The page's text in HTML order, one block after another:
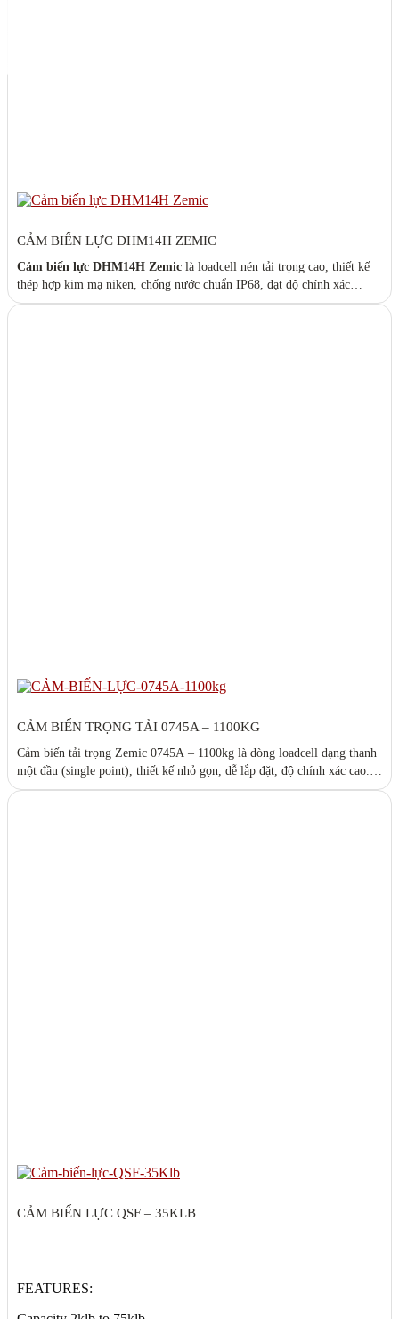
CẢM BIẾN LỰC DHM14H ZEMIC
Cảm biến lực DHM14H Zemic là loadcell nén tải trọng cao, thiết kế
thép hợp kim mạ niken, chống nước chuẩn IP68, đạt độ chính xác
OIML R60 C3. Dòng loadcell chuyên dụng chotrạm cân xe tải 40T –
CẢM BIẾN TRỌNG TẢI 0745A – 1100KG
Cảm biến tải trọng Zemic 0745A – 1100kg là dòng loadcell dạng thanh
một đầu (single point), thiết kế nhỏ gọn, dễ lắp đặt, độ chính xác cao.
Phù hợp cho cân bàn, cân băng tải, máy đóng gói và các hệ thống cân
CẢM BIẾN LỰC QSF – 35KLB
FEATURES: